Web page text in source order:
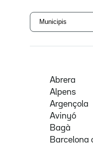
Municipis
Abrera
Alpens
Argençola
Avinyó
Bagà
Barcelona